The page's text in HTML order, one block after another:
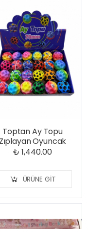
Toptan Ay Topu
Zıplayan Oyuncak
₺ 1,440.00
ÜRÜNE GIT